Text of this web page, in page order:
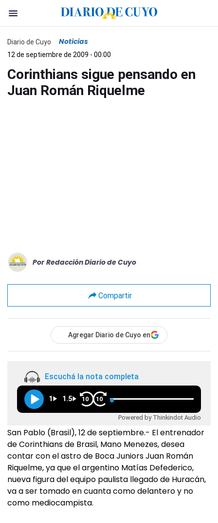
Diario de Cuyo Noticias
12 de septiembre de 2009 - 00:00
Corinthians sigue pensando en
Juan Román Riquelme
Por Redacción Diario de Cuyo
Compartir
Agregar Diario de Cuyo en
Escuchá la nota completa
1 1.5 10 10
Powered by Thinkindot Audio
San Pablo (Brasil), 12 de septiembre.- El entrenador
de Corinthians de Brasil, Mano Menezes, desea
contar con el astro de Boca Juniors Juan Román
Riquelme, ya que el argentino Matías Defederico,
nueva figura del equipo paulista llegado de Huracán,
va a ser tomado en cuanta como delantero y no
como mediocampista.